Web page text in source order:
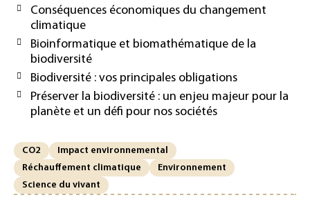
Conséquences économiques du changement
climatique
Bioinformatique et biomathématique de la
biodiversité
Biodiversité : vos principales obligations
Préserver la biodiversité : un enjeu majeur pour la
planète et un défi pour nos sociétés
CO2
Impact environnemental
Réchauffement climatique
Environnement
Science du vivant